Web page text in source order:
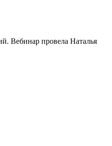
Вебинар провела Наталья